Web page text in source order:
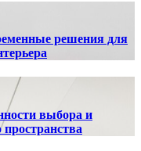
решения для
выбора и
пространства